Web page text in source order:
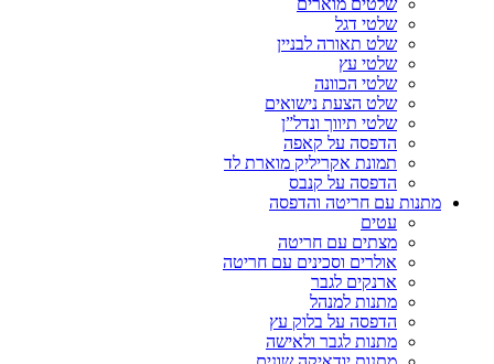
שלטים מוארים
שלטי דגל
שלט תאורה לבניין
שלטי עץ
שלטי הכוונה
שלט הצעת נישואים
שלטי תיווך ונדל”ן
הדפסה על קאפה
תמונת אקריליק מוארת לד
הדפסה על קנבס
מתנות עם חריטה והדפסה
עטים
מצתים עם חריטה
אולרים וסכינים עם חריטה
ארנקים לגבר
מתנות למנהל
הדפסה על בלוק עץ
מתנות לגבר ולאישה